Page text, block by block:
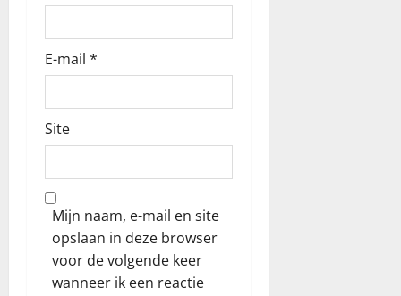
E-mail *
Site
Mijn naam, e-mail en site
opslaan in deze browser
voor de volgende keer
wanneer ik een reactie